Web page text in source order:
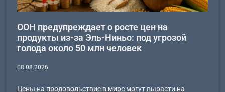
ООН предупреждает о росте цен на
продукты из-за Эль-Ниньо: под угрозой
голода около 50 млн человек
08.08.2026
Цены на продовольствие в мире могут вырасти на